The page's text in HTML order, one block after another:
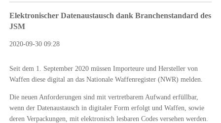
Elektronischer Datenaustausch dank Branchenstandard des
JSM
2020-09-30 09:28
Seit dem 1. September 2020 müssen Importeure und Hersteller von
Waffen diese digital an das Nationale Waffenregister (NWR) melden.
Die neuen Anforderungen sind mit vertretbarem Aufwand erfüllbar,
wenn der Datenaustausch in digitaler Form erfolgt und Waffen, sowie
deren Verpackungen, mit elektronisch lesbaren Codes versehen werden.